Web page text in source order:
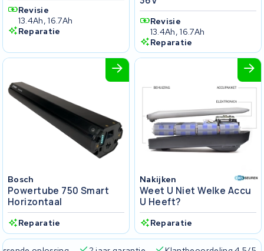
Revisie
13.4Ah, 16.7Ah
Reparatie
Revisie
13.4Ah, 16.7Ah
Reparatie
Bosch
Powertube 750 Smart
Horizontaal
Reparatie
Nakijken
Weet U Niet Welke Accu
U Heeft?
Reparatie